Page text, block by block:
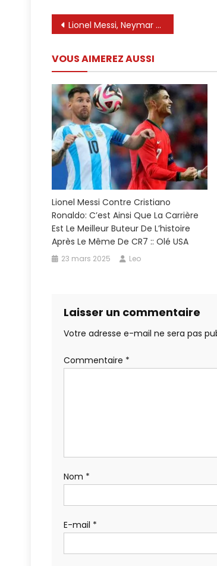
Navigation
l’article
Lionel Messi, Neymar et Kylian Mbappe ont envoyé un message par le chef du PSG Nasser Al-Khelaifi après l’attente de Luis Enrique End End pour le premier titre de Ligue des champions
VOUS AIMEREZ AUSSI
Lionel Messi Contre Cristiano
Ronaldo: C’est Ainsi Que La Carrière
Est Le Meilleur Buteur De L’histoire
Après Le Même De CR7 :: Olé USA
23 mars 2025 Leo
Laisser un commentaire
Votre adresse e-mail ne sera pas
Commentaire *
Nom *
E-mail *